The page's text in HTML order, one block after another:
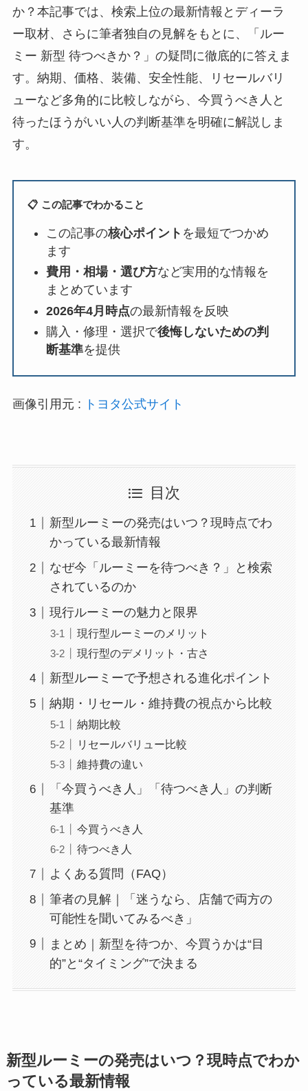
か？本記事では、検索上位の最新情報とディーラ
ー取材、さらに筆者独自の見解をもとに、「ルー
ミー 新型 待つべきか？」の疑問に徹底的に答えま
す。納期、価格、装備、安全性能、リセールバリ
ューなど多角的に比較しながら、今買うべき人と
待ったほうがいい人の判断基準を明確に解説しま
す。
📋 この記事でわかること
この記事の核心ポイント を最短でつかめ
ます
費用・相場・選び方など実用的な情報を
まとめています
2026年4月時点の最新情報を反映
購入・修理・選択で後悔しないための判
断基準を提供
画像引用元 : トヨタ公式サイト
目次
新型ルーミーの発売はいつ？現時点でわ
かっている最新情報
なぜ今「ルーミーを待つべき？」と検索
されているのか
現行ルーミーの魅力と限界
現行型ルーミーのメリット
現行型のデメリット・古さ
新型ルーミーで予想される進化ポイント
納期・リセール・維持費の視点から比較
納期比較
リセールバリュー比較
維持費の違い
「今買うべき人」「待つべき人」の判断
基準
今買うべき人
待つべき人
よくある質問（FAQ）
筆者の見解｜「迷うなら、店舗で両方の
可能性を聞いてみるべき」
まとめ｜新型を待つか、今買うかは“目
的”と“タイミング”で決まる
新型ルーミーの発売はいつ？現時点でわか
っている最新情報